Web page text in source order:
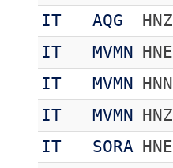
IT
AQG HNZ
IT
MVMN HNE
IT
MVMN HNN
IT
MVMN HNZ
IT
SORA HNE